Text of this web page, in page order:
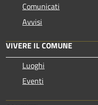
Comunicati
Avvisi
VIVERE IL COMUNE
Luoghi
Eventi